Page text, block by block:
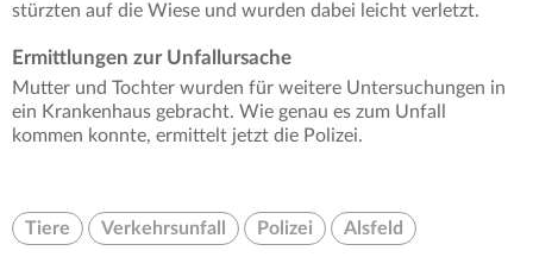
stürzten auf die Wiese und wurden dabei leicht verletzt.
Ermittlungen zur Unfallursache
Mutter und Tochter wurden für weitere Untersuchungen in
ein Krankenhaus gebracht. Wie genau es zum Unfall
kommen konnte, ermittelt jetzt die Polizei.
Tiere Verkehrsunfall Polizei Alsfeld